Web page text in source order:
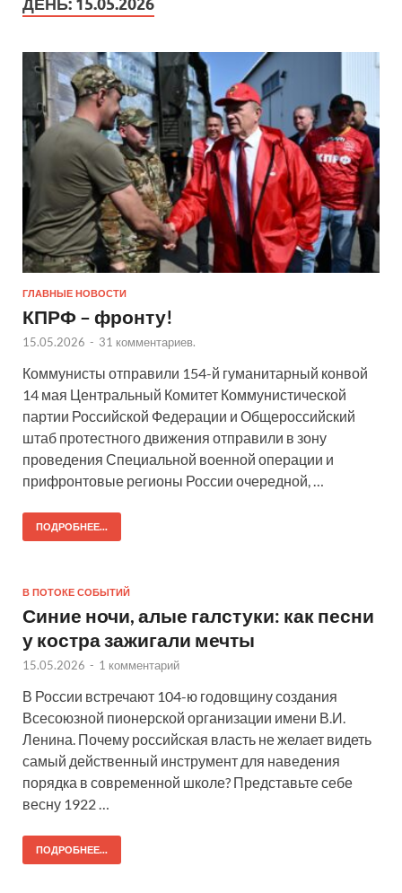
ДЕНЬ: 15.05.2026
ГЛАВНЫЕ НОВОСТИ
КПРФ – фронту!
15.05.2026 - 31 комментариев.
Коммунисты отправили 154-й гуманитарный конвой
14 мая Центральный Комитет Коммунистической
партии Российской Федерации и Общероссийский
штаб протестного движения отправили в зону
проведения Специальной военной операции и
прифронтовые регионы России очередной, …
ПОДРОБНЕЕ...
В ПОТОКЕ СОБЫТИЙ
Синие ночи, алые галстуки: как песни
у костра зажигали мечты
15.05.2026 - 1 комментарий
В России встречают 104-ю годовщину создания
Всесоюзной пионерской организации имени В.И.
Ленина. Почему российская власть не желает видеть
самый действенный инструмент для наведения
порядка в современной школе? Представьте себе
весну 1922 …
ПОДРОБНЕЕ...